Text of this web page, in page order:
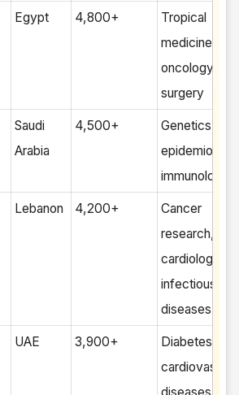
Egypt 4,800+
Tropical
medicine,
oncology,
surgery
Saudi
Arabia
4,500+
Genetics,
immunology
Lebanon 4,200+
Cancer
research,
cardiology,
infectious
diseases
UAE 3,900+
Diabetes,
diseases,